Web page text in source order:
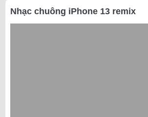
Nhạc chuông iPhone 13 remix